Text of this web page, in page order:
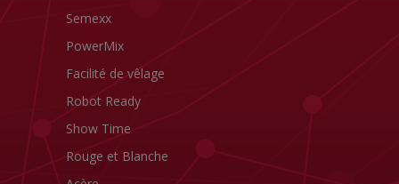
Semexx
PowerMix
Facilité de vêlage
Robot Ready
Show Time
Rouge et Blanche